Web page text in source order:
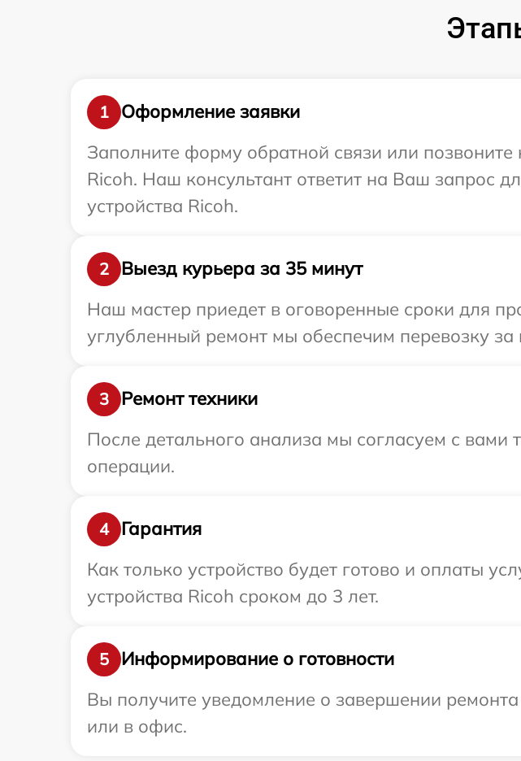
1
Оформление заявки
Заполните форму обратной связи или
Ricoh. Наш консультант ответит на Ваш запрос
устройства Ricoh.
2
Выезд курьера за 35 минут
Наш мастер приедет в оговоренные сроки для
углубленный ремонт мы обеспечим перевозку
3
Ремонт техники
После детального анализа мы согласуем с
операции.
4
Гарантия
Как только устройство будет готово и оплаты
устройства Ricoh сроком до 3 лет.
5
Информирование о готовности
Вы получите уведомление о завершении
или в офис.